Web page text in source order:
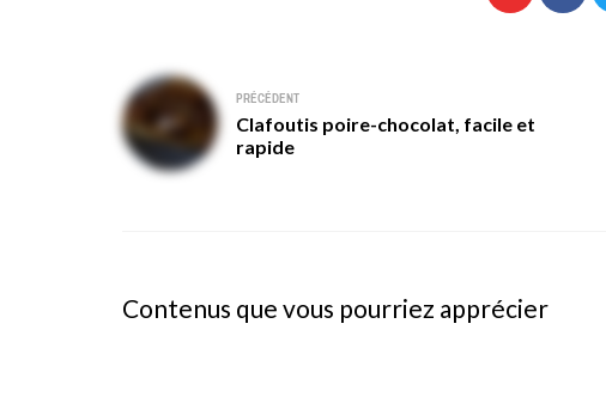
Navigation
de
l’article
PRÉCÉDENT
Clafoutis poire-chocolat, facile et
rapide
Contenus que vous pourriez apprécier